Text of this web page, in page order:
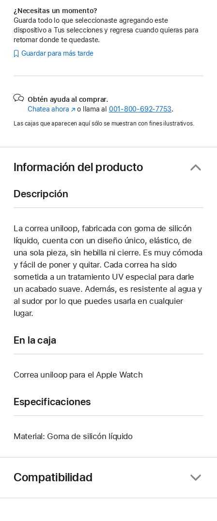
¿Necesitas un momento?
Guarda todo lo que seleccionaste agregando este
dispositivo a Tus selecciones y regresa cuando quieras para
retomar donde te quedaste.
Guardar para más tarde
Obtén ayuda al comprar.
Chatea ahora (se
en
nueva
o llama al 001‑800‑692‑7753.
Las cajas que aparecen aquí sólo se muestran con fines ilustrativos.
Información del producto
Descripción
La correa uniloop, fabricada con goma de silicón
líquido, cuenta con un diseño único, elástico, de
una sola pieza, sin hebilla ni cierre. Es muy cómoda
y fácil de poner y quitar. Cada correa ha sido
sometida a un tratamiento UV especial para darle
un acabado suave. Además, es resistente al agua y
al sudor por lo que puedes usarla en cualquier
lugar.
En la caja
Correa uniloop para el Apple Watch
Especificaciones
Material: Goma de silicón líquido
Compatibilidad